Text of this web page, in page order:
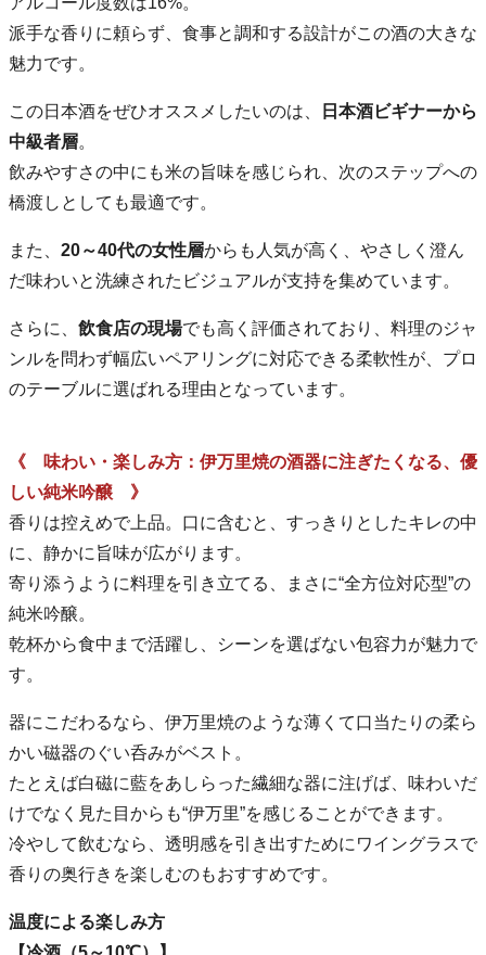
派手な香りに頼らず、食事と調和する設計がこの酒の大きな
魅力です。
この日本酒をぜひオススメしたいのは、
日本酒ビギナーから
中級者層。
飲みやすさの中にも米の旨味を感じられ、次のステップへの
橋渡しとしても最適です。
また、 20～40代の女性層からも人気が高く、やさしく澄ん
だ味わいと洗練されたビジュアルが支持を集めています。
さらに、 飲食店の現場でも高く評価されており、料理のジャ
ンルを問わず幅広いペアリングに対応できる柔軟性が、プロ
のテーブルに選ばれる理由となっています。
《 味わい・楽しみ方：伊万里焼の酒器に注ぎたくなる、優
しい純米吟醸 》
香りは控えめで上品。口に含むと、すっきりとしたキレの中
に、静かに旨味が広がります。
寄り添うように料理を引き立てる、まさに“全方位対応型”の
純米吟醸。
乾杯から食中まで活躍し、シーンを選ばない包容力が魅力で
す。
器にこだわるなら、伊万里焼のような薄くて口当たりの柔ら
かい磁器のぐい呑みがベスト。
たとえば白磁に藍をあしらった繊細な器に注げば、味わいだ
けでなく見た目からも“伊万里”を感じることができます。
冷やして飲むなら、透明感を引き出すためにワイングラスで
香りの奥行きを楽しむのもおすすめです。
温度による楽しみ方